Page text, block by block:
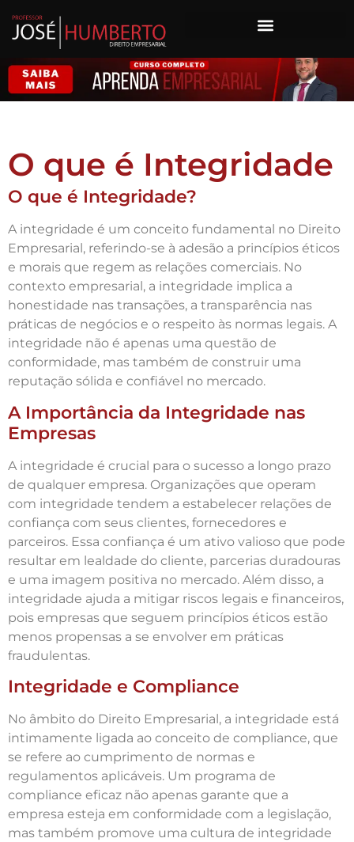
O que é Integridade
O que é Integridade?
A integridade é um conceito fundamental no Direito
Empresarial, referindo-se à adesão a princípios éticos
e morais que regem as relações comerciais. No
contexto empresarial, a integridade implica a
honestidade nas transações, a transparência nas
práticas de negócios e o respeito às normas legais. A
integridade não é apenas uma questão de
conformidade, mas também de construir uma
reputação sólida e confiável no mercado.
A Importância da Integridade nas
Empresas
A integridade é crucial para o sucesso a longo prazo
de qualquer empresa. Organizações que operam
com integridade tendem a estabelecer relações de
confiança com seus clientes, fornecedores e
parceiros. Essa confiança é um ativo valioso que pode
resultar em lealdade do cliente, parcerias duradouras
e uma imagem positiva no mercado. Além disso, a
integridade ajuda a mitigar riscos legais e financeiros,
pois empresas que seguem princípios éticos estão
menos propensas a se envolver em práticas
fraudulentas.
Integridade e Compliance
No âmbito do Direito Empresarial, a integridade está
intimamente ligada ao conceito de compliance, que
se refere ao cumprimento de normas e
regulamentos aplicáveis. Um programa de
compliance eficaz não apenas garante que a
empresa esteja em conformidade com a legislação,
mas também promove uma cultura de integridade